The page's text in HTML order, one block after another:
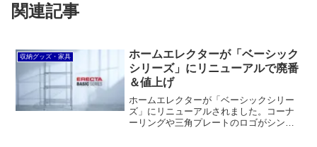
関連記事
収納グッズ・家具
ホームエレクターが「ベーシック
シリーズ」にリニューアルで廃番
＆値上げ
ホームエレクターが「ベーシックシリー
ズ」にリニューアルされました。コーナ
ーリングや三角プレートのロゴがシンプ